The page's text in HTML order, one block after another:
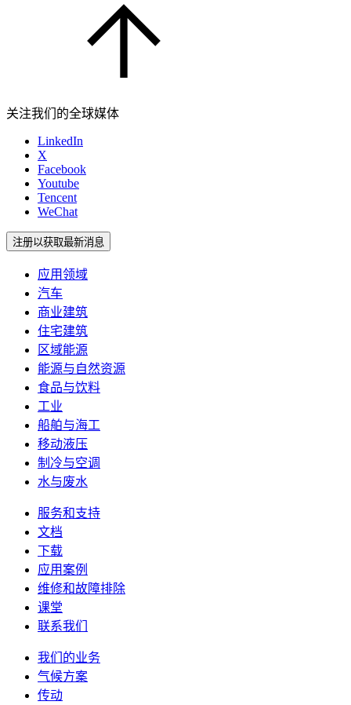
关注我们的全球媒体
LinkedIn
X
Facebook
Youtube
Tencent
WeChat
注册以获取最新消息
应用领域
汽车
商业建筑
住宅建筑
区域能源
能源与自然资源
食品与饮料
工业
船舶与海工
移动液压
制冷与空调
水与废水
服务和支持
文档
下载
应用案例
维修和故障排除
课堂
联系我们
我们的业务
气候方案
传动